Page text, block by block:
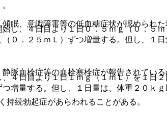
、意識障害等の低血糖症状が認められ
血栓症等の血栓塞栓症が報告されてい
続勃起症があらわれることがある。
し、４日目より１日０．５ｍｇ（０．５
０．２５ｍＬ）ずつ増量する。但し、１
４日目より１日１ｍｇ（１ｍＬ）を１日
増量する。但し、１日量は、体重２０ｋ